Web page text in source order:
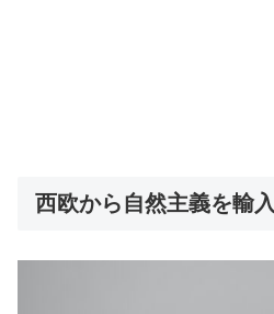
西欧から自然主義を輸入